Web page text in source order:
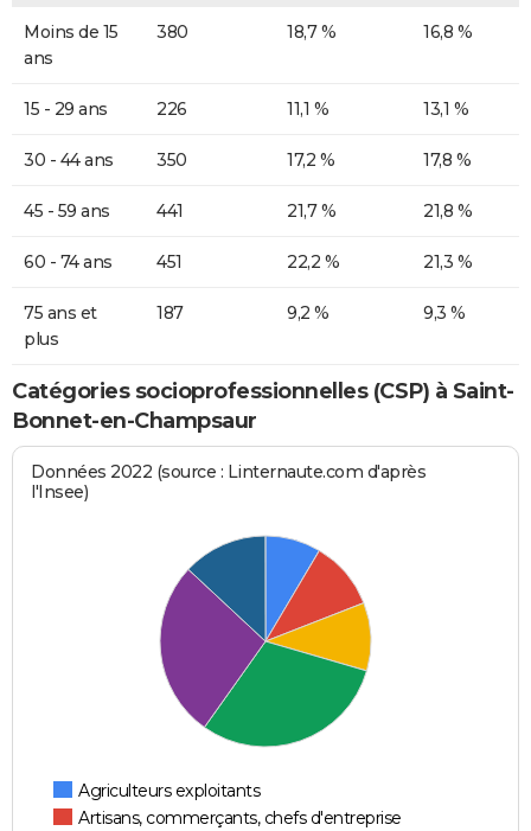
Moins de 15
ans
380 18,7 % 16,8 %
15 - 29 ans 226 11,1 % 13,1 %
30 - 44 ans 350 17,2 % 17,8 %
45 - 59 ans 441 21,7 % 21,8 %
60 - 74 ans 451 22,2 % 21,3 %
75 ans et
plus
187 9,2 % 9,3 %
Catégories socioprofessionnelles (CSP) à Saint-
Bonnet-en-Champsaur
Données 2022 (source : Linternaute.com d'après
l'Insee)
Agriculteurs exploitants
Artisans, commerçants, chefs d'entreprise